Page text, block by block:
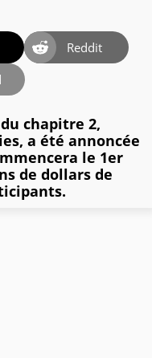
Reddit
chapitre 2,
a été annoncée
le 1er
de dollars de